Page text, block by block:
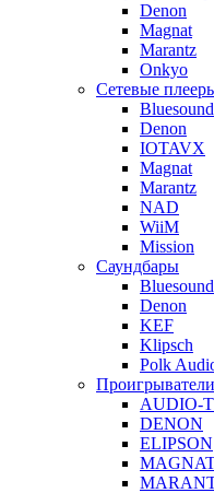
Denon
Magnat
Marantz
Onkyo
Сетевые
Bluesound
Denon
IOTAVX
Magnat
Marantz
NAD
WiiM
Mission
Саундбары
Bluesound
Denon
KEF
Klipsch
Polk
AUDIO-
DENON
ELIPSON